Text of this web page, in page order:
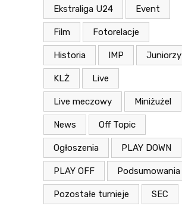
Ekstraliga U24 Event
Film Fotorelacje
Historia IMP Juniorzy
KLŻ Live
Live meczowy Miniżużel
News Off Topic
Ogłoszenia PLAY DOWN
PLAY OFF Podsumowania
Pozostałe turnieje SEC